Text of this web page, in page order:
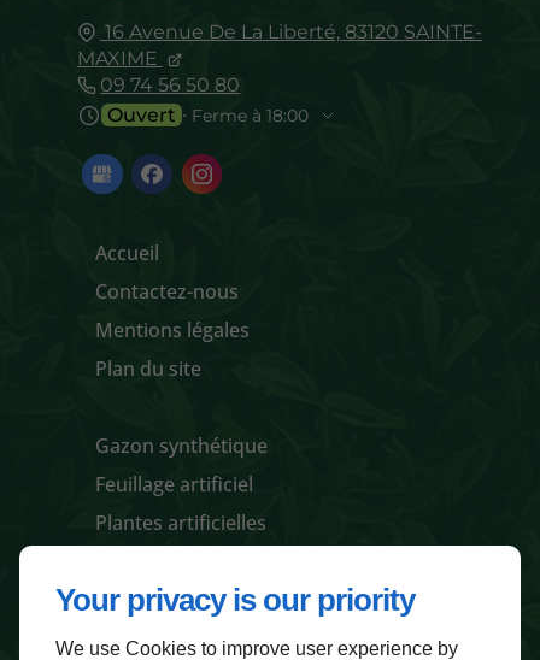
Your privacy is our priority
We use Cookies to improve user experience by
16 Avenue De La Liberté, 83120 SAINTE-
MAXIME
09 74 56 50 80
Ouvert ⋅ Ferme à 18:00
Accueil
Contactez-nous
Mentions légales
Plan du site
Gazon synthétique
Feuillage artificiel
Plantes artificielles